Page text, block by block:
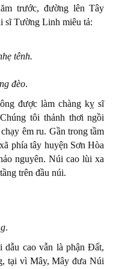
trước, đường lên Tây
sĩ Tường Linh miêu tả:
tênh.
đèo.
được làm chàng kỵ sĩ
tôi thảnh thơi ngồi
êm ru. Gần trong tầm
phía tây huyện Sơn Hòa
nguyên. Núi cao lùi xa
trên đầu núi.
.
cao vẫn là phận Đất,
tại vì Mây, Mây đưa Núi